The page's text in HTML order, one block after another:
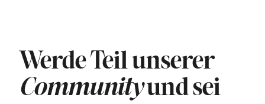
Werde Teil unserer
Communityund sei